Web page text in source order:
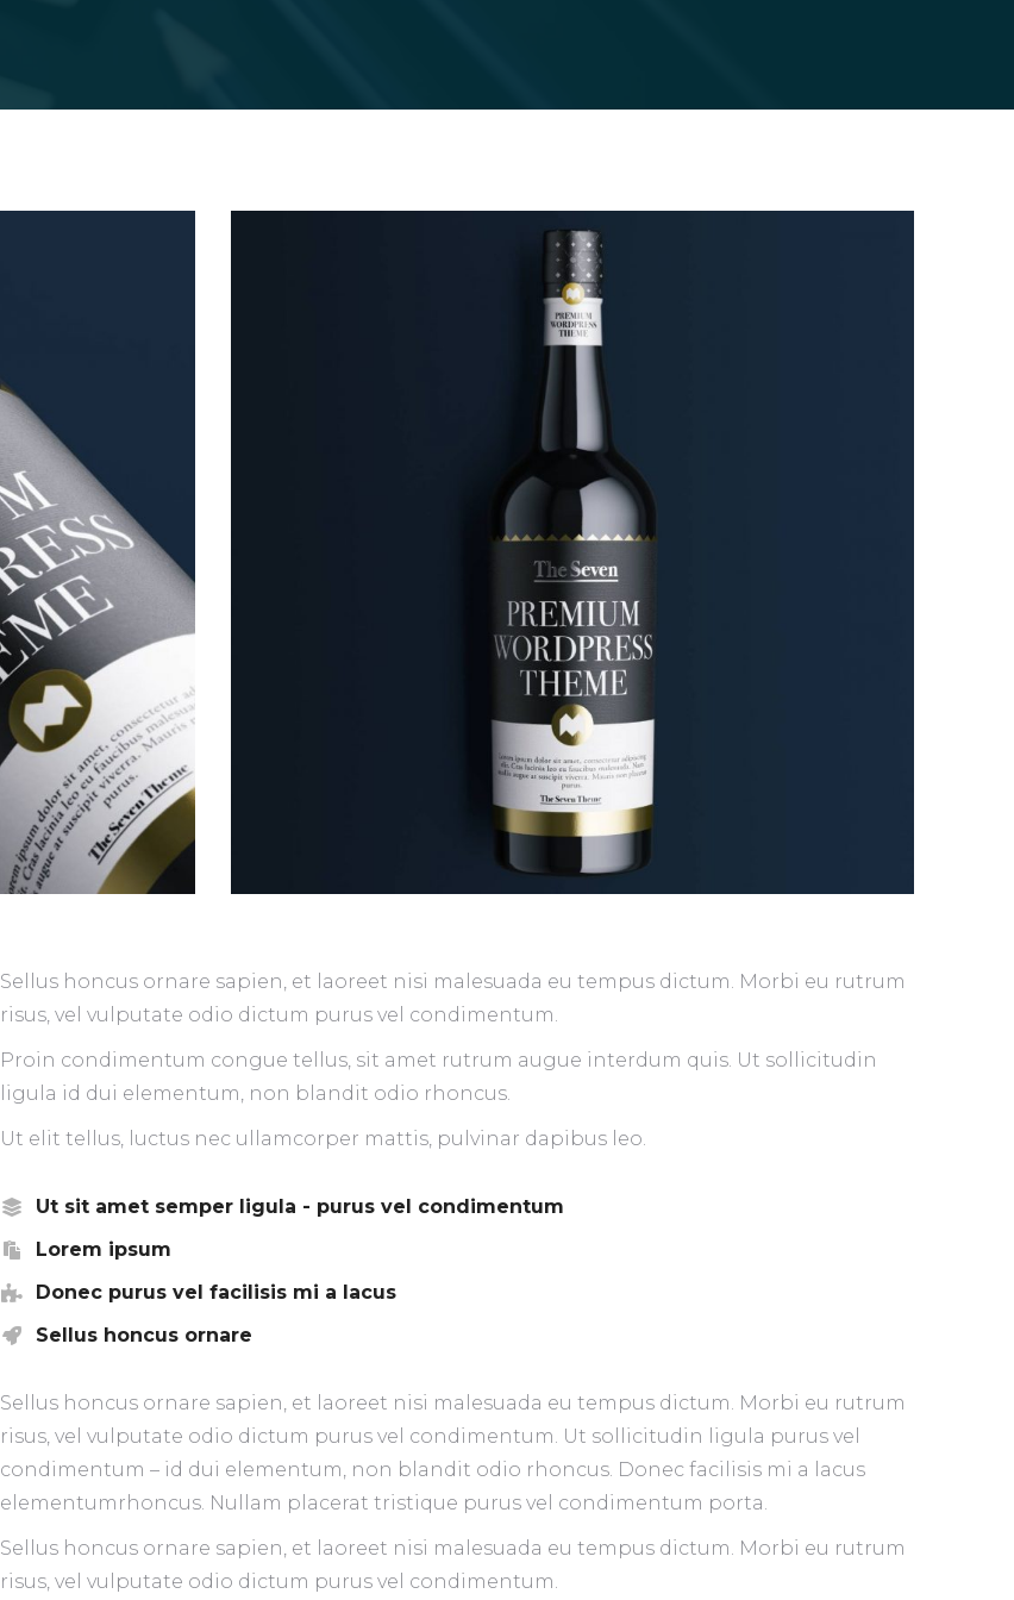
Sellus honcus ornare sapien, et laoreet nisi malesuada eu tempus dictum. Morbi eu rutrum
risus, vel vulputate odio dictum purus vel condimentum.
Proin condimentum congue tellus, sit amet rutrum augue interdum quis. Ut sollicitudin
ligula id dui elementum, non blandit odio rhoncus.
Ut elit tellus, luctus nec ullamcorper mattis, pulvinar dapibus leo.
Ut sit amet semper ligula - purus vel condimentum
Lorem ipsum
Donec purus vel facilisis mi a lacus
Sellus honcus ornare
Sellus honcus ornare sapien, et laoreet nisi malesuada eu tempus dictum. Morbi eu rutrum
risus, vel vulputate odio dictum purus vel condimentum. Ut sollicitudin ligula purus vel
condimentum – id dui elementum, non blandit odio rhoncus. Donec facilisis mi a lacus
elementumrhoncus. Nullam placerat tristique purus vel condimentum porta.
Sellus honcus ornare sapien, et laoreet nisi malesuada eu tempus dictum. Morbi eu rutrum
risus, vel vulputate odio dictum purus vel condimentum.